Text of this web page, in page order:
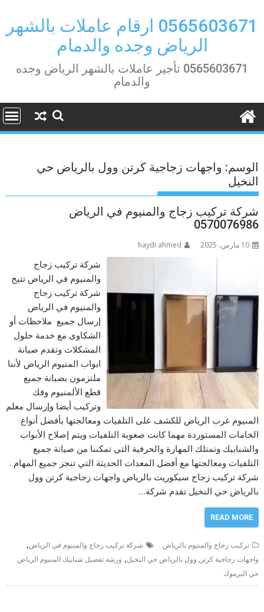
content
0565603671 ارقام عاملات بالشهر
الرياض وجده والدمام
0565603671 تأجير عاملات بالشهر الرياض وجده
والدمام
الوسم: واجهات زجاجية كرتن وول بالرياض حي
النخيل
شركة تركيب زجاج والمنيوم في الرياض
0570076986
10 مارس، 2025 haydi ahmed
شركة تركيب زجاج
والمنيوم في الرياض تتيح
شركة تركيب زجاج
والمنيوم في الرياض
إرسال جميع ملاحظات أو
الشكاوى مع خدمة حلول
المشكلات وتقدم صيانة
ابواب المنيوم الرياض لأننا
ملتزمون بصيانة جميع
قطع الألمنيوم وفك
وتركيب أيضا وإرسال معلم
المنيوم غرب الرياض للكشف على التلفيات ومعالجتها بأفضل أنواع
الخامات المستوردة مهما كانت صعوبة التلفيات ويتم إصلاح الأبواب
والشبابيك وتمتلك المهارة والحرفية التي تمكننا من صيانة جميع
التلفيات ومعالجتها مع أفضل المعدات الحديثة التي تنجز جميع المهام .
شركة تركيب زجاج سيكوريت بالرياض واجهات زجاجية كرتن وول
بالرياض حي النخيل تقدم شركة…
READ MORE
تركيب زجاج والمنيوم بالرياض شركة تركيب زجاج والمنيوم في الرياض,
واجهات زجاجية كرتن وول بالرياض حي النخيل, ورشه تفصيل شبابيك المنيوم الرياض
حي اليرموك